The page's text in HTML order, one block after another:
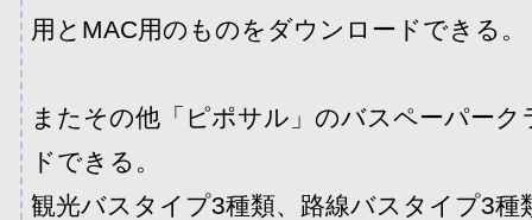
用とMAC用のものをダウンロードできる。
またその他「ピポサル」のバスペーパー
ドできる。
観光バスタイプ3種類、路線バスタイプ3